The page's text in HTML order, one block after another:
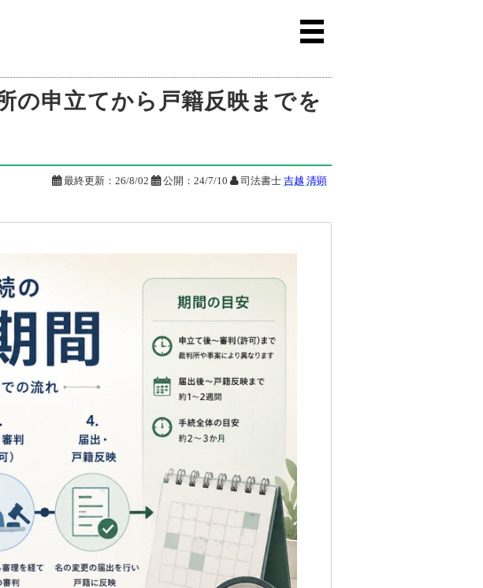
申立てから戸籍反映までを司法書士が解説
の申立てから戸籍反映までを
 最終更新： 26/8/02  公開： 24/7/10 司法書士 吉越 清顕